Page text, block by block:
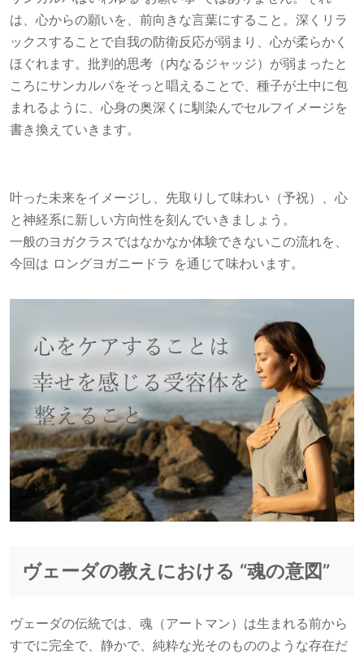
は、心からの願いを、前向きな言葉にすること。深くリラ
ックスすることで自我の防衛反応が弱まり、心が柔らかく
ほぐれます。批判的思考（内なるジャッジ）が弱まったと
ころにサンカルパをそっと唱えることで、種子が土中に包
まれるように、心身の奥深くに馴染んでセルフイメージを
書き換えていきます。
叶った未来をイメージし、先取りして味わい（予祝）、心
と神経系に新しい方向性を刻んでいきましょう。
一般のヨガクラスではなかなか体験できないこの流れを、
今回は ロングヨガニードラ を通じて味わいます。
ヴェーダの教えにおける “魂の意図”
ヴェーダの伝統では、魂（アートマン）は生まれる前から
すでに完全で、静かで、純粋な光そのもののような存在だ